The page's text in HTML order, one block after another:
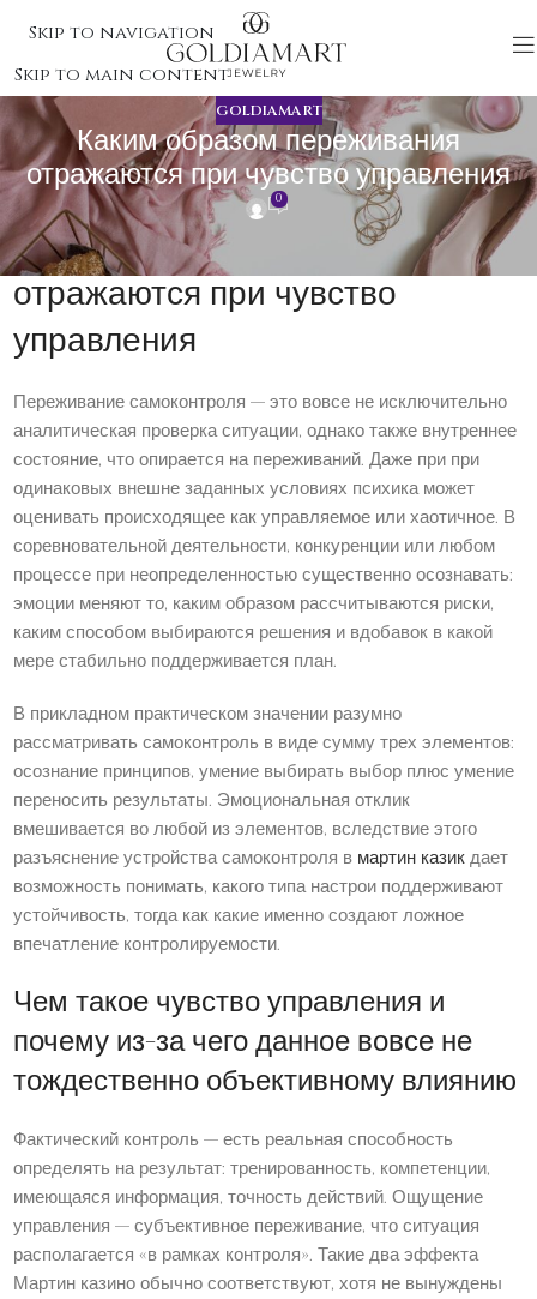
Skip to navigation
Skip to main content
GOLDIAMART
Каким образом переживания
отражаются при чувство управления
0
Каким образом переживания
отражаются при чувство
управления
Переживание самоконтроля — это вовсе не исключительно
аналитическая проверка ситуации, однако также внутреннее
состояние, что опирается на переживаний. Даже при при
одинаковых внешне заданных условиях психика может
оценивать происходящее как управляемое или хаотичное. В
соревновательной деятельности, конкуренции или любом
процессе при неопределенностью существенно осознавать:
эмоции меняют то, каким образом рассчитываются риски,
каким способом выбираются решения и вдобавок в какой
мере стабильно поддерживается план.
В прикладном практическом значении разумно
рассматривать самоконтроль в виде сумму трех элементов:
осознание принципов, умение выбирать выбор плюс умение
переносить результаты. Эмоциональная отклик
вмешивается во любой из элементов, вследствие этого
разъяснение устройства самоконтроля в мартин казикдает
возможность понимать, какого типа настрои поддерживают
устойчивость, тогда как какие именно создают ложное
впечатление контролируемости.
Чем такое чувство управления и
почему из-за чего данное вовсе не
тождественно объективному влиянию
Фактический контроль — есть реальная способность
определять на результат: тренированность, компетенции,
имеющаяся информация, точность действий. Ощущение
управления — субъективное переживание, что ситуация
располагается «в рамках контроля». Такие два эффекта
Мартин казино обычно соответствуют, хотя не вынуждены